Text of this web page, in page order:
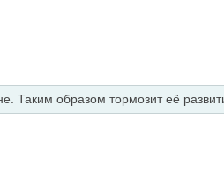
Таким образом тормозит её